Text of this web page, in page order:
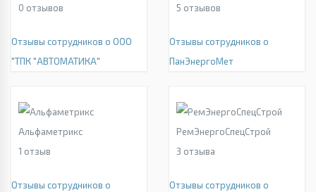
0 отзывов
Отзывы сотрудников о ООО
"ТПК "АВТОМАТИКА"
5 отзывов
Отзывы сотрудников о
ПанЭнергоМет
Альфаметрикс
1 отзыв
Отзывы сотрудников о
РемЭнергоСпецСтрой
3 отзыва
Отзывы сотрудников о